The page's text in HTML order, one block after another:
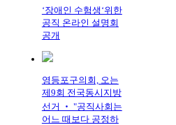
‘장애인 수험생‘위한
공직 온라인 설명회
공개
영등포구의회, 오는
제9회 전국동시지방
선거 ‧ "공직사회는
어느 때보다 공정하